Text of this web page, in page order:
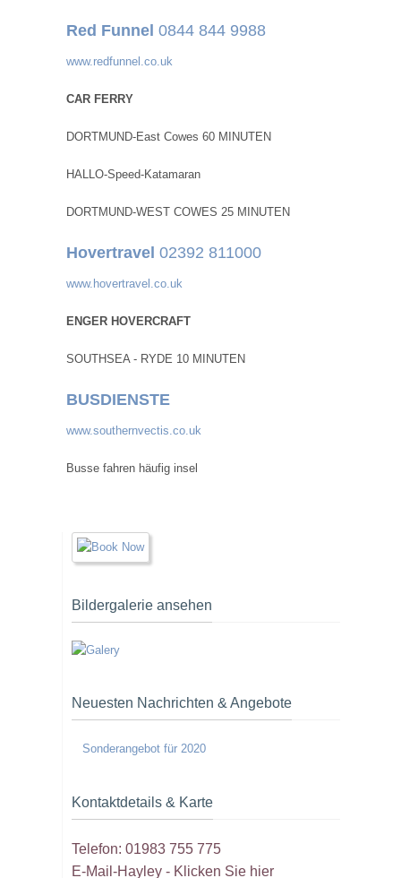
Red Funnel 0844 844 9988
www.redfunnel.co.uk
CAR FERRY
DORTMUND-East Cowes 60 MINUTEN
HALLO-Speed-Katamaran
DORTMUND-WEST COWES 25 MINUTEN
Hovertravel 02392 811000
www.hovertravel.co.uk
ENGER HOVERCRAFT
SOUTHSEA - RYDE 10 MINUTEN
BUSDIENSTE
www.southernvectis.co.uk
Busse fahren häufig insel
Bildergalerie ansehen
Neuesten Nachrichten & Angebote
Sonderangebot für 2020
Kontaktdetails & Karte
Telefon: 01983 755 775
E-Mail-Hayley - Klicken Sie hier